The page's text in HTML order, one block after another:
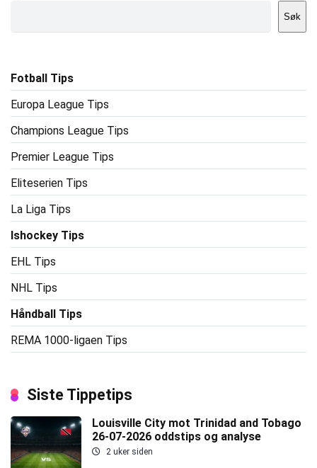
Søk
Fotball Tips
Europa League Tips
Champions League Tips
Premier League Tips
Eliteserien Tips
La Liga Tips
Ishockey Tips
EHL Tips
NHL Tips
Håndball Tips
REMA 1000-ligaen Tips
Siste Tippetips
Louisville City mot Trinidad and Tobago
26-07-2026 oddstips og analyse
2 uker siden